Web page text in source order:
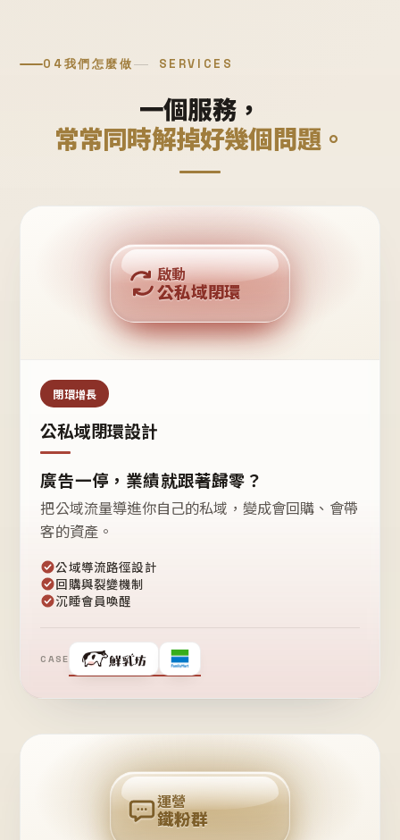
04我們怎麼做 SERVICES
一個服務，
常常同時解掉好幾個問題。
公域流量
私域鐵粉
回購複利
啟動
公私域閉環
閉環增長
公私域閉環設計
廣告一停，業績就跟著歸零？
把公域流量導進你自己的私域，變成會回購、會帶
客的資產。
公域導流路徑設計
回購與裂變機制
沉睡會員喚醒
CASE
❤
粉
回
購
運營
鐵粉群